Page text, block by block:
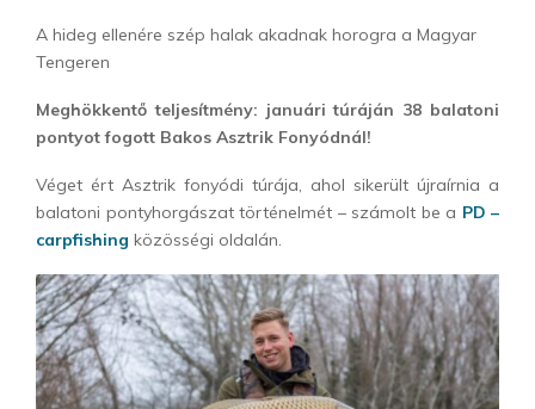
A hideg ellenére szép halak akadnak horogra a Magyar
Tengeren
Meghökkentő teljesítmény: januári túráján 38 balatoni
pontyot fogott Bakos Asztrik Fonyódnál!
Véget ért Asztrik fonyódi túrája, ahol sikerült újraírnia a
balatoni pontyhorgászat történelmét – számolt be a PD –
carpfishing közösségi oldalán.